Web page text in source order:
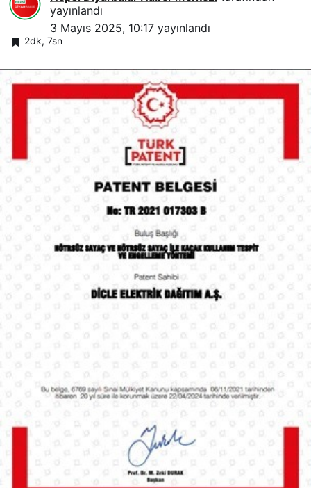
yayınlandı
3 Mayıs 2025, 10:17 yayınlandı
2dk, 7sn